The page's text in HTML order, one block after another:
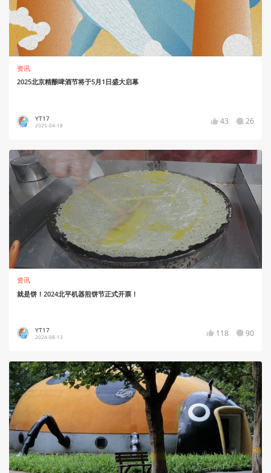
资讯
2025北京精酿啤酒节将于5月1日盛大启幕
YT17
2025-04-18 43 26
资讯
就是饼！2024北平机器煎饼节正式开票！
YT17
2024-08-13 118 90